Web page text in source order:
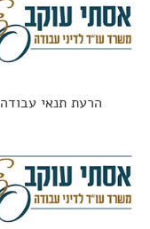
הרעת תנאי עבודה